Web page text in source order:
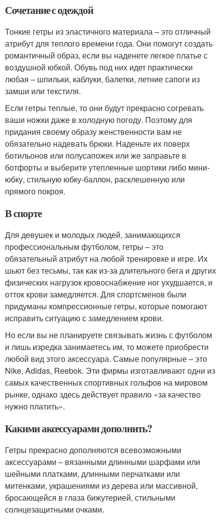
Сочетание с одеждой
Тонкие гетры из эластичного материала – это отличный
атрибут для теплого времени года. Они помогут создать
романтичный образ, если вы наденете легкое платье с
воздушной юбкой. Обувь под них идет практически
любая – шпильки, каблуки, балетки, летние сапоги из
замши или текстиля.
Если гетры теплые, то они будут прекрасно согревать
ваши ножки даже в холодную погоду. Поэтому для
придания своему образу женственности вам не
обязательно надевать брюки. Наденьте их поверх
ботильонов или полусапожек или же заправьте в
ботфорты и выберите утепленные шортики либо мини-
юбку, стильную юбку-баллон, расклешенную или
прямого покроя.
В спорте
Для девушек и молодых людей, занимающихся
профессиональным футболом, гетры – это
обязательный атрибут на любой тренировке и игре. Их
шьют без тесьмы, так как из-за длительного бега и других
физических нагрузок кровоснабжение ног ухудшается, и
отток крови замедляется. Для спортсменов были
придуманы компрессионные гетры, которые помогают
исправить ситуацию с замедлением крови.
Но если вы не планируете связывать жизнь с футболом
и лишь изредка занимаетесь им, то можете приобрести
любой вид этого аксессуара. Самые популярные – это
Nike, Adidas, Reebok. Эти фирмы изготавливают одни из
самых качественных спортивных гольфов на мировом
рынке, однако здесь действует правило «за качество
нужно платить».
Какими аксессуарами дополнить?
Гетры прекрасно дополняются всевозможными
аксессуарами – вязанными длинными шарфами или
шейными платками, длинными перчатками или
митенками, украшениями из дерева или массивной,
бросающейся в глаза бижутерией, стильными
солнцезащитными очками.